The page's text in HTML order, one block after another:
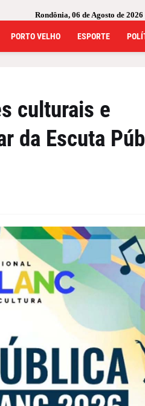
Rondônia, 06 de Agosto de 2026
PORTO VELHO ESPORTE
culturais e
da Escuta